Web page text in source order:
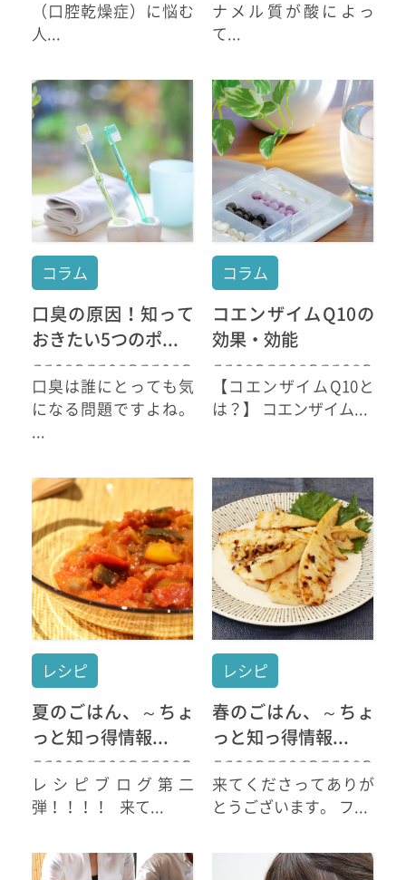
（口腔乾燥症）に悩む
人...
ナメル質が酸によっ
て...
コラム
口臭の原因！知って
おきたい5つのポ...
口臭は誰にとっても気
になる問題ですよね。
コラム
コエンザイムQ10の
効果・効能
【コエンザイムQ10と
は？】 コエンザイム...
レシピ
夏のごはん、～ちょ
っと知っ得情報...
レシピブログ第二
弾！！！！ 来て...
レシピ
春のごはん、～ちょ
っと知っ得情報...
来てくださってありが
とうございます。 フ...